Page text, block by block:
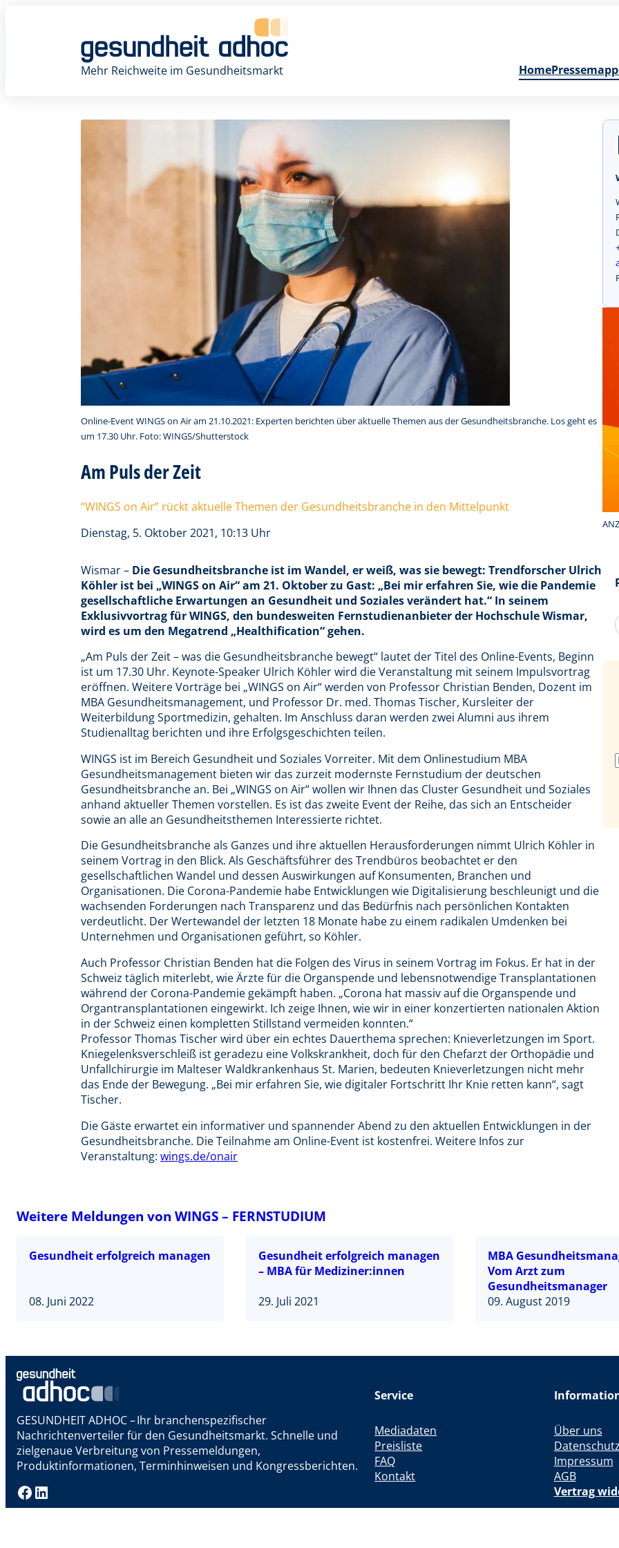
Mehr Reichweite im Gesundheitsmarkt
Home
Online-Event WINGS on Air am 21.10.2021: Experten berichten über aktuelle Themen aus der Gesundheitsbranche. Los geht es
um 17.30 Uhr. Foto: WINGS/Shutterstock
Am Puls der Zeit
“WINGS on Air” rückt aktuelle Themen der Gesundheitsbranche in den Mittelpunkt
Dienstag, 5. Oktober 2021, 10:13 Uhr
Wismar – Die Gesundheitsbranche ist im Wandel, er weiß, was sie bewegt: Trendforscher Ulrich
Köhler ist bei „WINGS on Air“ am 21. Oktober zu Gast: „Bei mir erfahren Sie, wie die Pandemie
gesellschaftliche Erwartungen an Gesundheit und Soziales verändert hat.“ In seinem
Exklusivvortrag für WINGS, den bundesweiten Fernstudienanbieter der Hochschule Wismar,
wird es um den Megatrend „Healthification“ gehen.
„Am Puls der Zeit – was die Gesundheitsbranche bewegt“ lautet der Titel des Online-Events, Beginn
ist um 17.30 Uhr. Keynote-Speaker Ulrich Köhler wird die Veranstaltung mit seinem Impulsvortrag
eröffnen. Weitere Vorträge bei „WINGS on Air“ werden von Professor Christian Benden, Dozent im
MBA Gesundheitsmanagement, und Professor Dr. med. Thomas Tischer, Kursleiter der
Weiterbildung Sportmedizin, gehalten. Im Anschluss daran werden zwei Alumni aus ihrem
Studienalltag berichten und ihre Erfolgsgeschichten teilen.
WINGS ist im Bereich Gesundheit und Soziales Vorreiter. Mit dem Onlinestudium MBA
Gesundheitsmanagement bieten wir das zurzeit modernste Fernstudium der deutschen
Gesundheitsbranche an. Bei „WINGS on Air“ wollen wir Ihnen das Cluster Gesundheit und Soziales
anhand aktueller Themen vorstellen. Es ist das zweite Event der Reihe, das sich an Entscheider
sowie an alle an Gesundheitsthemen Interessierte richtet.
Die Gesundheitsbranche als Ganzes und ihre aktuellen Herausforderungen nimmt Ulrich Köhler in
seinem Vortrag in den Blick. Als Geschäftsführer des Trendbüros beobachtet er den
gesellschaftlichen Wandel und dessen Auswirkungen auf Konsumenten, Branchen und
Organisationen. Die Corona-Pandemie habe Entwicklungen wie Digitalisierung beschleunigt und die
wachsenden Forderungen nach Transparenz und das Bedürfnis nach persönlichen Kontakten
verdeutlicht. Der Wertewandel der letzten 18 Monate habe zu einem radikalen Umdenken bei
Unternehmen und Organisationen geführt, so Köhler.
Auch Professor Christian Benden hat die Folgen des Virus in seinem Vortrag im Fokus. Er hat in der
Schweiz täglich miterlebt, wie Ärzte für die Organspende und lebensnotwendige Transplantationen
während der Corona-Pandemie gekämpft haben. „Corona hat massiv auf die Organspende und
Organtransplantationen eingewirkt. Ich zeige Ihnen, wie wir in einer konzertierten nationalen Aktion
in der Schweiz einen kompletten Stillstand vermeiden konnten.“
Professor Thomas Tischer wird über ein echtes Dauerthema sprechen: Knieverletzungen im Sport.
Kniegelenksverschleiß ist geradezu eine Volkskrankheit, doch für den Chefarzt der Orthopädie und
Unfallchirurgie im Malteser Waldkrankenhaus St. Marien, bedeuten Knieverletzungen nicht mehr
das Ende der Bewegung. „Bei mir erfahren Sie, wie digitaler Fortschritt Ihr Knie retten kann“, sagt
Tischer.
Die Gäste erwartet ein informativer und spannender Abend zu den aktuellen Entwicklungen in der
Gesundheitsbranche. Die Teilnahme am Online-Event ist kostenfrei. Weitere Infos zur
Veranstaltung: wings.de/onair
Weitere Meldungen von WINGS – FERNSTUDIUM
Gesundheit erfolgreich managen
08. Juni 2022
Gesundheit erfolgreich managen
– MBA für Mediziner:innen
29. Juli 2021
MBA
Vom Arzt zum
Gesundheitsmanager
09. August 2019
GESUNDHEIT ADHOC – Ihr branchenspezifischer
Nachrichtenverteiler für den Gesundheitsmarkt. Schnelle und
zielgenaue Verbreitung von Pressemeldungen,
Produktinformationen, Terminhinweisen und Kongressberichten.
Facebook LinkedIn
Service
Mediadaten
Preisliste
FAQ
Kontakt
Über uns
Datenschutz
Impressum
AGB
Vertrag